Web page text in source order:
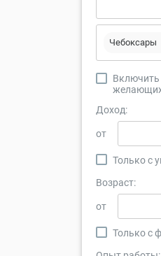
Чебоксары
желающих
Доход:
от
Только с
Возраст:
от
Только с